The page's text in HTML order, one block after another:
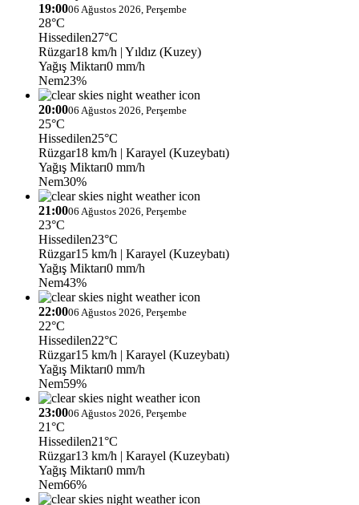
19:0006 Ağustos 2026, Perşembe
28°C
Hissedilen27°C
Rüzgar18 km/h | Yıldız (Kuzey)
Yağış Miktarı0 mm/h
Nem23%
20:0006 Ağustos 2026, Perşembe
25°C
Hissedilen25°C
Rüzgar18 km/h | Karayel (Kuzeybatı)
Yağış Miktarı0 mm/h
Nem30%
21:0006 Ağustos 2026, Perşembe
23°C
Hissedilen23°C
Rüzgar15 km/h | Karayel (Kuzeybatı)
Yağış Miktarı0 mm/h
Nem43%
22:0006 Ağustos 2026, Perşembe
22°C
Hissedilen22°C
Rüzgar15 km/h | Karayel (Kuzeybatı)
Yağış Miktarı0 mm/h
Nem59%
23:0006 Ağustos 2026, Perşembe
21°C
Hissedilen21°C
Rüzgar13 km/h | Karayel (Kuzeybatı)
Yağış Miktarı0 mm/h
Nem66%